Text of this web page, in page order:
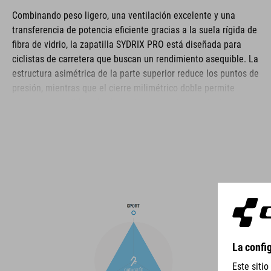
Combinando peso ligero, una ventilación excelente y una
transferencia de potencia eficiente gracias a la suela rígida de
fibra de vidrio, la zapatilla SYDRIX PRO está diseñada para
ciclistas de carretera que buscan un rendimiento asequible. La
estructura asimétrica de la parte superior reduce los puntos de
presión, mientras que el cierre milimétrico doble permite
sustituible en el talón mejora la durabilidad y la sostenibilidad
para prolongar la vida útil de tus zapatillas.